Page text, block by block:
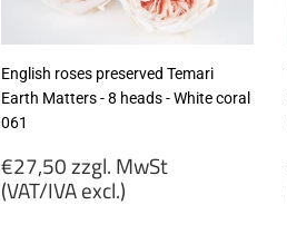
English roses preserved Temari
Earth Matters - 8 heads - White coral
061
Regular
price
€27,50 zzgl. MwSt
(VAT/IVA excl.)